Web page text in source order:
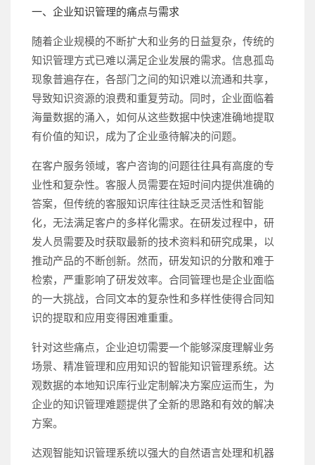
一、企业知识管理的痛点与需求
随着企业规模的不断扩大和业务的日益复杂，传统的
知识管理方式已难以满足企业发展的需求。信息孤岛
现象普遍存在，各部门之间的知识难以流通和共享，
导致知识资源的浪费和重复劳动。同时，企业面临着
海量数据的涌入，如何从这些数据中快速准确地提取
有价值的知识，成为了企业亟待解决的问题。
在客户服务领域，客户咨询的问题往往具有高度的专
业性和复杂性。客服人员需要在短时间内提供准确的
答案，但传统的客服知识库往往缺乏灵活性和智能
化，无法满足客户的多样化需求。在研发过程中，研
发人员需要及时获取最新的技术资料和研究成果，以
推动产品的不断创新。然而，研发知识的分散和难于
检索，严重影响了研发效率。合同管理也是企业面临
的一大挑战，合同文本的复杂性和多样性使得合同知
识的提取和应用变得困难重重。
针对这些痛点，企业迫切需要一个能够深度理解业务
场景、精准管理和应用知识的智能知识管理系统。达
观数据的本地知识库行业定制解决方案应运而生，为
企业的知识管理难题提供了全新的思路和有效的解决
方案。
达观智能知识管理系统以强大的自然语言处理和机器